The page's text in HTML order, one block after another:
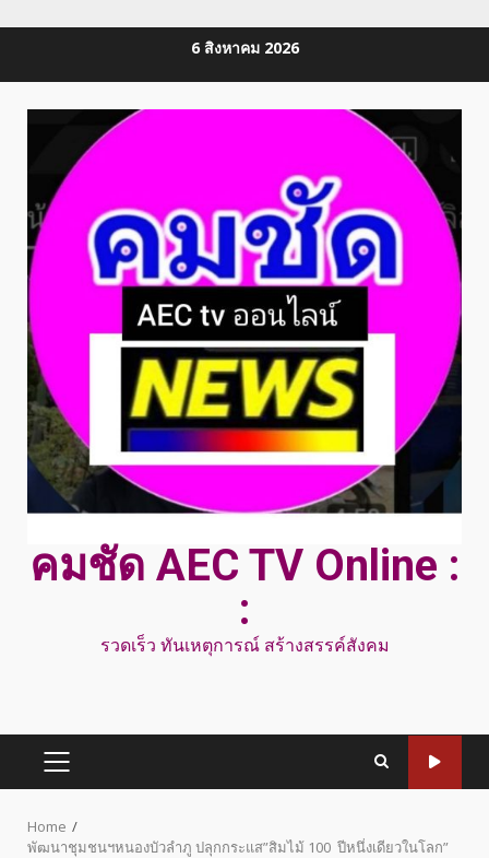
6 สิงหาคม 2026
คมชัด AEC TV Online :
:
รวดเร็ว ทันเหตุการณ์ สร้างสรรค์สังคม
PRIMARY
Home
พัฒนาชุมชนฯหนองบัวลำภู ปลุกกระแส”สิมไม้ 100 ปีหนึ่งเดียวในโลก”